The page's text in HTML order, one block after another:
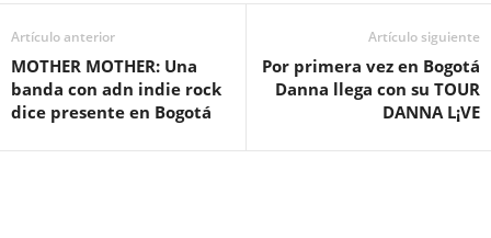
Artículo anterior
MOTHER MOTHER: Una
banda con adn indie rock
dice presente en Bogotá
Artículo siguiente
Por primera vez en Bogotá
Danna llega con su TOUR
DANNA L¡VE